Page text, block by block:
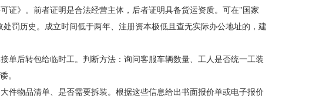
证》。前者证明是合法经营主体，后者证明具备货运资质。可在"国家
罚历史。成立时间低于两年、注册资本极低且查无实际办公地址的，建
单后转包给临时工。判断方法：询问客服车辆数量、工人是否统一工装
。
件物品清单、是否需要拆装。根据这些信息给出书面报价单或电子报价